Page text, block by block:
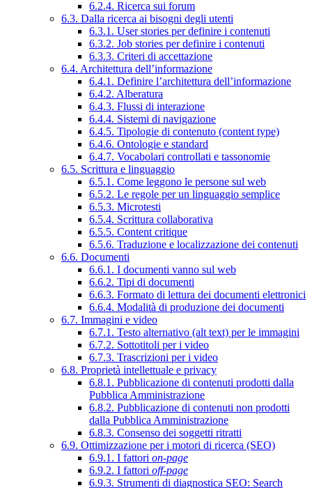
6.2.4. Ricerca sui forum
6.3. Dalla ricerca ai bisogni degli utenti
6.3.1. User stories per definire i contenuti
6.3.2. Job stories per definire i contenuti
6.3.3. Criteri di accettazione
6.4. Architettura dell’informazione
6.4.1. Definire l’architettura dell’informazione
6.4.2. Alberatura
6.4.3. Flussi di interazione
6.4.4. Sistemi di navigazione
6.4.5. Tipologie di contenuto (content type)
6.4.6. Ontologie e standard
6.4.7. Vocabolari controllati e tassonomie
6.5. Scrittura e linguaggio
6.5.1. Come leggono le persone sul web
6.5.2. Le regole per un linguaggio semplice
6.5.3. Microtesti
6.5.4. Scrittura collaborativa
6.5.5. Content critique
6.5.6. Traduzione e localizzazione dei contenuti
6.6. Documenti
6.6.1. I documenti vanno sul web
6.6.2. Tipi di documenti
6.6.3. Formato di lettura dei documenti elettronici
6.6.4. Modalità di produzione dei documenti
6.7. Immagini e video
6.7.1. Testo alternativo (alt text) per le immagini
6.7.2. Sottotitoli per i video
6.7.3. Trascrizioni per i video
6.8. Proprietà intellettuale e privacy
6.8.1. Pubblicazione di contenuti prodotti dalla
Pubblica Amministrazione
6.8.2. Pubblicazione di contenuti non prodotti
dalla Pubblica Amministrazione
6.8.3. Consenso dei soggetti ritratti
6.9. Ottimizzazione per i motori di ricerca (SEO)
6.9.1. I fattori on-page
6.9.2. I fattori off-page
6.9.3. Strumenti di diagnostica SEO: Search